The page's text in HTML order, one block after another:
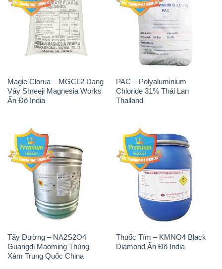
Magie Clorua – MGCL2 Dạng
Vảy Shreeji Magnesia Works
Ấn Độ India
PAC – Polyaluminium
Chloride 31% Thái Lan
Thailand
Tẩy Đường – NA2S2O4
Guangdi Maoming Thùng
Xám Trung Quốc China
Thuốc Tím – KMNO4 Black
Diamond Ấn Độ India